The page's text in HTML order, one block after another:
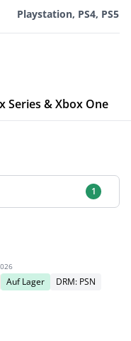
Playstation, PS4, PS5
Series & Xbox One
1
Auf Lager
DRM: PSN